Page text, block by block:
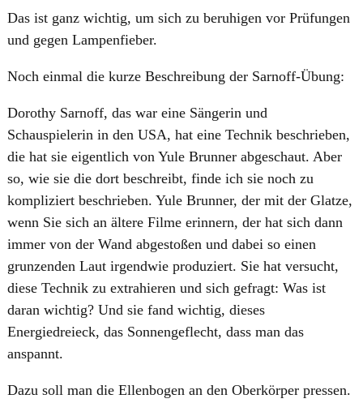
Das ist ganz wichtig, um sich zu beruhigen vor Prüfungen
und gegen Lampenfieber.
Noch einmal die kurze Beschreibung der Sarnoff-Übung:
Dorothy Sarnoff, das war eine Sängerin und
Schauspielerin in den USA, hat eine Technik beschrieben,
die hat sie eigentlich von Yule Brunner abgeschaut. Aber
so, wie sie die dort beschreibt, finde ich sie noch zu
kompliziert beschrieben. Yule Brunner, der mit der Glatze,
wenn Sie sich an ältere Filme erinnern, der hat sich dann
immer von der Wand abgestoßen und dabei so einen
grunzenden Laut irgendwie produziert. Sie hat versucht,
diese Technik zu extrahieren und sich gefragt: Was ist
daran wichtig? Und sie fand wichtig, dieses
Energiedreieck, das Sonnengeflecht, dass man das
anspannt.
Dazu soll man die Ellenbogen an den Oberkörper pressen.